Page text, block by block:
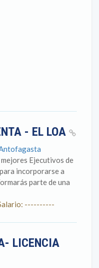
- EL LOA
Ejecutivos de
incorporarse a
parte de una
----------
LICENCIA